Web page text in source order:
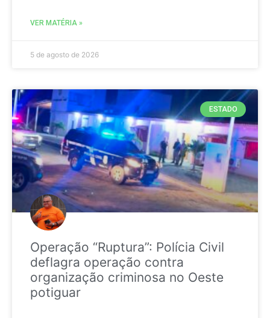
VER MATÉRIA »
5 de agosto de 2026
ESTADO
Operação “Ruptura”: Polícia Civil
deflagra operação contra
organização criminosa no Oeste
potiguar